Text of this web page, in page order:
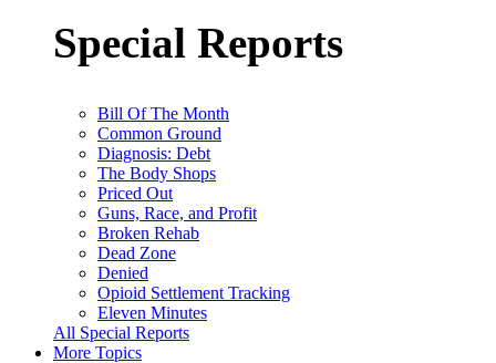
Special Reports
Bill Of The Month
Common Ground
Diagnosis: Debt
The Body Shops
Priced Out
Guns, Race, and Profit
Broken Rehab
Dead Zone
Denied
Opioid Settlement Tracking
Eleven Minutes
All Special Reports
More Topics